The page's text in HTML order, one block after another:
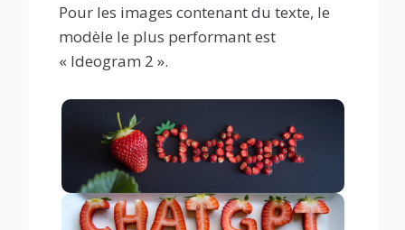
Pour les images contenant du texte, le
modèle le plus performant est
« Ideogram 2 ».